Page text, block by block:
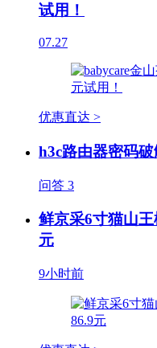
试用！
07.27
优惠直达 >
h3c路由器密码破
问答 3
鲜京采6寸猫山
元
9小时前